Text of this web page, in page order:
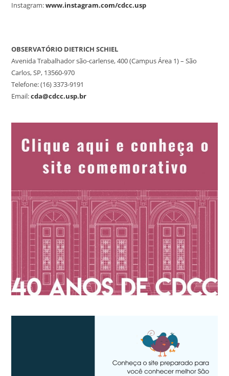
Instagram:www.instagram.com/cdcc.usp
OBSERVATÓRIO DIETRICH SCHIEL
Avenida Trabalhador são-carlense, 400 (Campus Área 1) – São
Carlos, SP, 13560-970
Telefone: (16) 3373-9191
Email:cda@cdcc.usp.br